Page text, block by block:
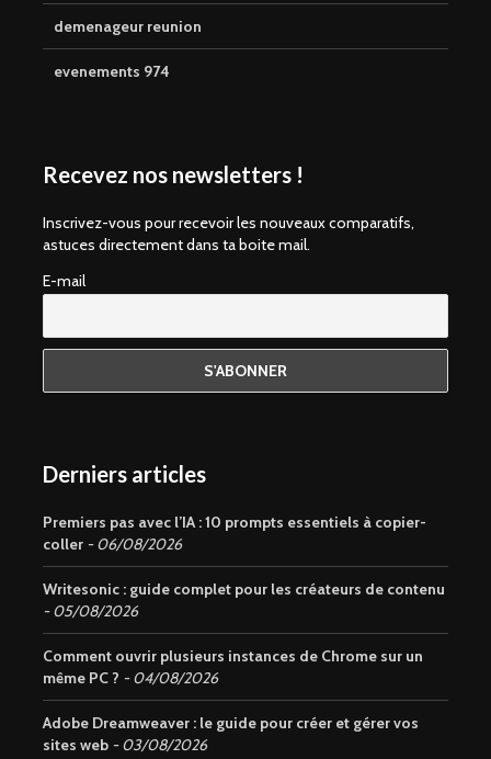
demenageur reunion
evenements 974
Recevez nos newsletters !
Inscrivez-vous pour recevoir les nouveaux comparatifs,
astuces directement dans ta boite mail.
E-mail
Derniers articles
Premiers pas avec l’IA : 10 prompts essentiels à copier-
coller
06/08/2026
Writesonic : guide complet pour les créateurs de contenu
05/08/2026
Comment ouvrir plusieurs instances de Chrome sur un
même PC ?
04/08/2026
Adobe Dreamweaver : le guide pour créer et gérer vos
sites web
03/08/2026